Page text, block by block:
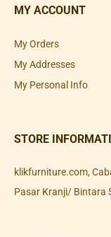
MY ACCOUNT
My Orders
My Addresses
My Personal Info
STORE
klikfurniture.com,
Pasar Kranji/ Bintara